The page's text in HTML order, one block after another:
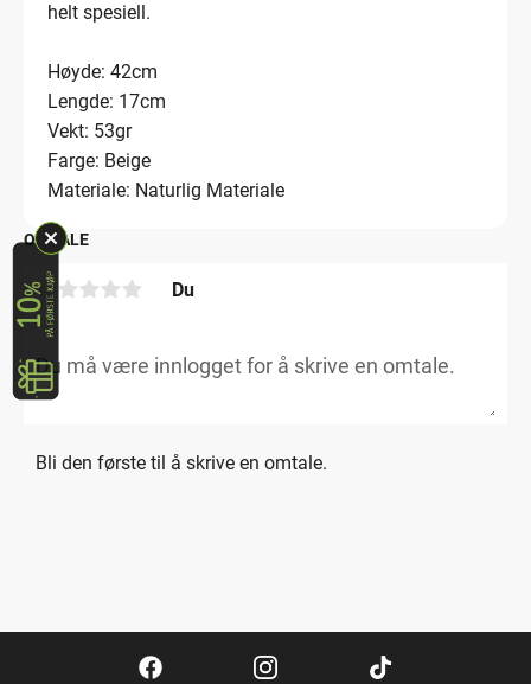
helt spesiell.
Høyde: 42cm
Lengde: 17cm
Vekt: 53gr
Farge: Beige
Materiale: Naturlig Materiale
OMTALE
Du
Bli den første til å skrive en omtale.